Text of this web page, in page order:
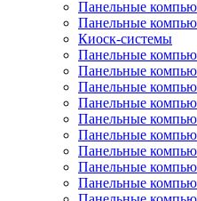
Панельные
Панельные
Киоск-системы
Панельные
Панельные
Панельные
Панельные
Панельные
Панельные
Панельные
Панельные
Панельные